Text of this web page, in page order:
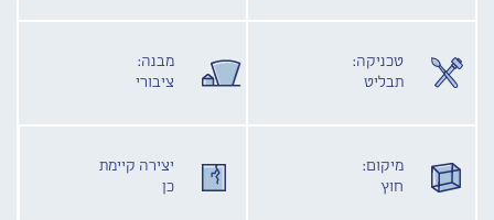
טכניקה:
תבליט
מבנה:
ציבורי
מיקום:
חוץ
יצירה קיימת
כן